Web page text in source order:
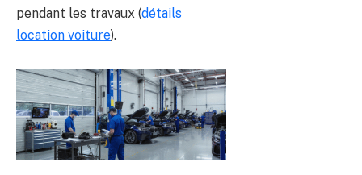
pendant les travaux (détails
location voiture).